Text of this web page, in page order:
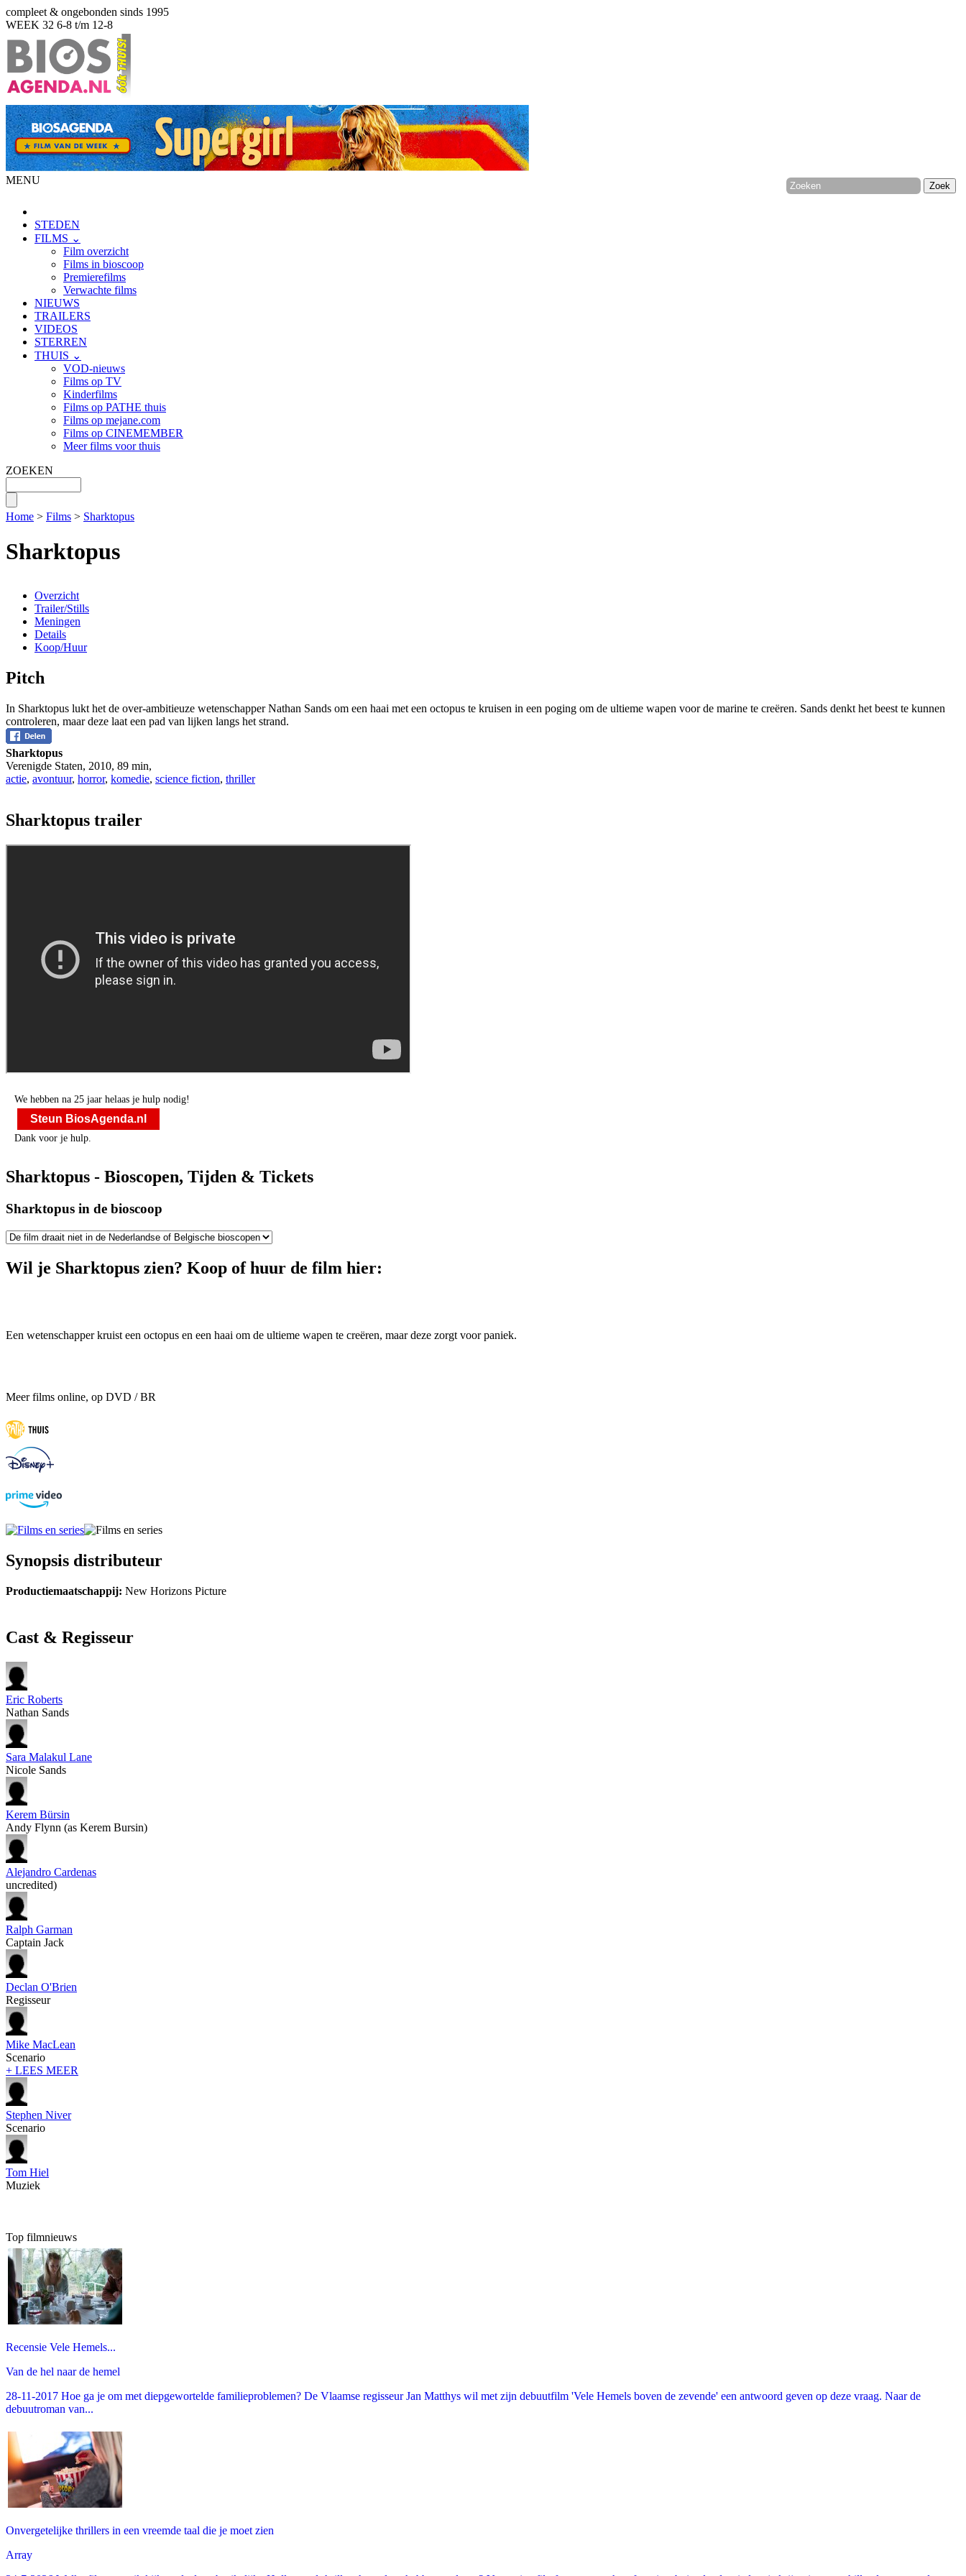
compleet & ongebonden sinds 1995
WEEK 32 6-8 t/m 12-8
MENU
STEDEN
FILMS ⌄
Film overzicht
Films in bioscoop
Premierefilms
Verwachte films
NIEUWS
TRAILERS
VIDEOS
STERREN
THUIS ⌄
VOD-nieuws
Films op TV
Kinderfilms
Films op PATHE thuis
Films op mejane.com
Films op CINEMEMBER
Meer films voor thuis
ZOEKEN
Home > Films > Sharktopus
Sharktopus
Overzicht
Trailer/Stills
Meningen
Details
Koop/Huur
Pitch
In Sharktopus lukt het de over-ambitieuze wetenschapper Nathan Sands om een haai met een octopus te kruisen in een poging om de ultieme wapen voor de marine te creëren. Sands denkt het beest te kunnen
controleren, maar deze laat een pad van lijken langs het strand.
Sharktopus
Verenigde Staten, 2010, 89 min,
actie, avontuur, horror, komedie, science fiction, thriller
Sharktopus trailer
We hebben na 25 jaar helaas je hulp nodig!
Steun BiosAgenda.nl
Dank voor je hulp.
Sharktopus - Bioscopen, Tijden & Tickets
Sharktopus in de bioscoop
Wil je Sharktopus zien? Koop of huur de film hier:
Een wetenschapper kruist een octopus en een haai om de ultieme wapen te creëren, maar deze zorgt voor paniek.
Meer films online, op DVD / BR
Synopsis distributeur
Productiemaatschappij: New Horizons Picture
Cast & Regisseur
Eric Roberts
Nathan Sands
Sara Malakul Lane
Nicole Sands
Kerem Bürsin
Andy Flynn (as Kerem Bursin)
Alejandro Cardenas
uncredited)
Ralph Garman
Captain Jack
Declan O'Brien
Regisseur
Mike MacLean
Scenario
+ LEES MEER
Stephen Niver
Scenario
Tom Hiel
Muziek
Top filmnieuws
Recensie Vele Hemels...
Van de hel naar de hemel
28-11-2017 Hoe ga je om met diepgewortelde familieproblemen? De Vlaamse regisseur Jan Matthys wil met zijn debuutfilm 'Vele Hemels boven de zevende' een antwoord geven op deze vraag. Naar de
debuutroman van...
Onvergetelijke thrillers in een vreemde taal die je moet zien
Array